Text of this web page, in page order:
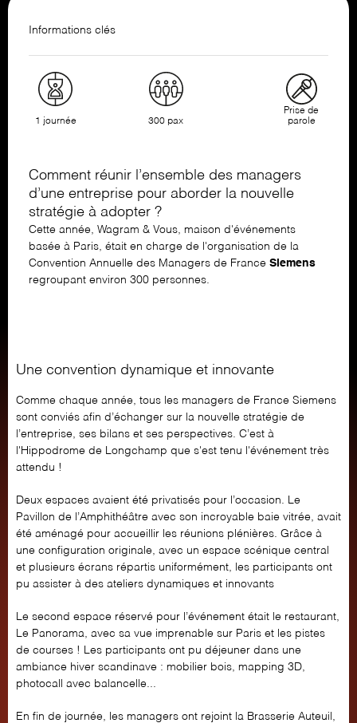
Informations clés
1 journée 300 pax
Prise de
parole
Comment réunir l’ensemble des managers
d’une entreprise pour aborder la nouvelle
stratégie à adopter ?
Cette année, Wagram & Vous, maison d'événements
basée à Paris, était en charge de l'organisation de la ​
Convention Annuelle des Managers de France Siemens
regroupant environ 300 personnes.
Une convention dynamique et innovante
Comme chaque année, tous les managers de France Siemens
sont conviés afin d’échanger sur la nouvelle stratégie de
l’entreprise, ses bilans et ses perspectives. C’est à
l'Hippodrome de Longchamp que s'est tenu l'événement très
attendu !
Deux espaces avaient été privatisés pour l’occasion. Le
Pavillon de l’Amphithéâtre avec son incroyable baie vitrée, avait
été aménagé pour accueillir les réunions plénières. Grâce à
une configuration originale, avec un espace scénique central
et plusieurs écrans répartis uniformément, les participants ont
pu assister à des ateliers dynamiques et innovants
Le second espace réservé pour l’événement était le restaurant,
Le Panorama, avec sa vue imprenable sur Paris et les pistes
de courses ! Les participants ont pu déjeuner dans une
ambiance hiver scandinave : ​mobilier bois, mapping 3D,
photocall avec balancelle...
En fin de journée, les managers ont rejoint la Brasserie Auteuil,